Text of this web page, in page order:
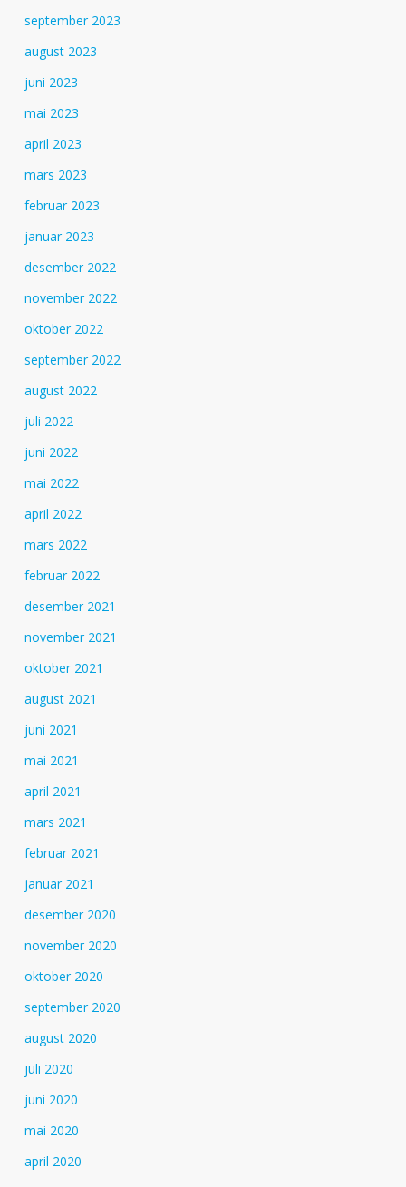
september 2023
august 2023
juni 2023
mai 2023
april 2023
mars 2023
februar 2023
januar 2023
desember 2022
november 2022
oktober 2022
september 2022
august 2022
juli 2022
juni 2022
mai 2022
april 2022
mars 2022
februar 2022
desember 2021
november 2021
oktober 2021
august 2021
juni 2021
mai 2021
april 2021
mars 2021
februar 2021
januar 2021
desember 2020
november 2020
oktober 2020
september 2020
august 2020
juli 2020
juni 2020
mai 2020
april 2020